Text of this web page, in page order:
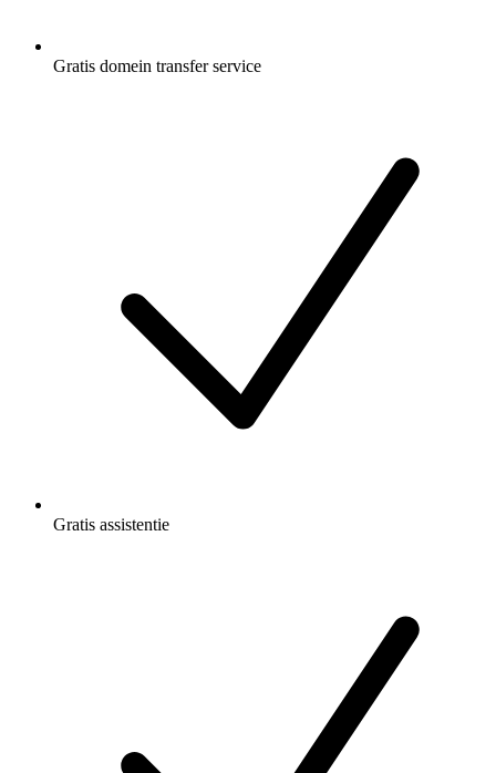
Gratis domein transfer service
Gratis assistentie